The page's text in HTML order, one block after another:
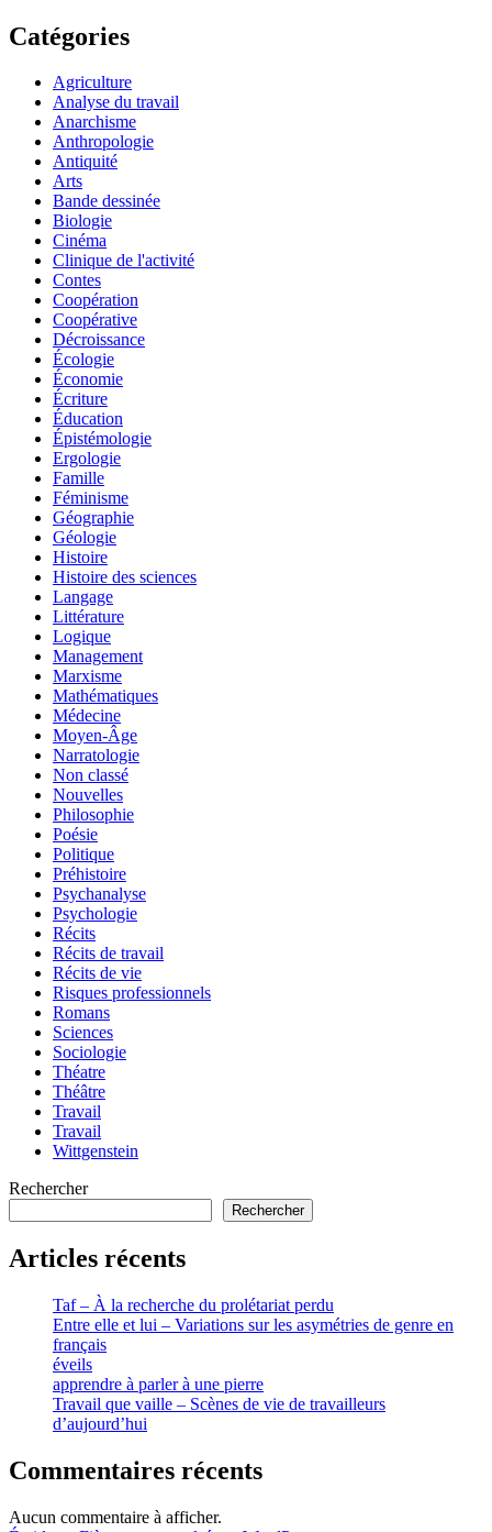
Catégories
Agriculture
Analyse du travail
Anarchisme
Anthropologie
Antiquité
Arts
Bande dessinée
Biologie
Cinéma
Clinique de l'activité
Contes
Coopération
Coopérative
Décroissance
Écologie
Économie
Écriture
Éducation
Épistémologie
Ergologie
Famille
Féminisme
Géographie
Géologie
Histoire
Histoire des sciences
Langage
Littérature
Logique
Management
Marxisme
Mathématiques
Médecine
Moyen-Âge
Narratologie
Non classé
Nouvelles
Philosophie
Poésie
Politique
Préhistoire
Psychanalyse
Psychologie
Récits
Récits de travail
Récits de vie
Risques professionnels
Romans
Sciences
Sociologie
Théatre
Théâtre
Travail
Travail
Wittgenstein
Rechercher
Rechercher
Articles récents
Taf – À la recherche du prolétariat perdu
Entre elle et lui – Variations sur les asymétries de genre en
français
éveils
apprendre à parler à une pierre
Travail que vaille – Scènes de vie de travailleurs
d’aujourd’hui
Commentaires récents
Aucun commentaire à afficher.